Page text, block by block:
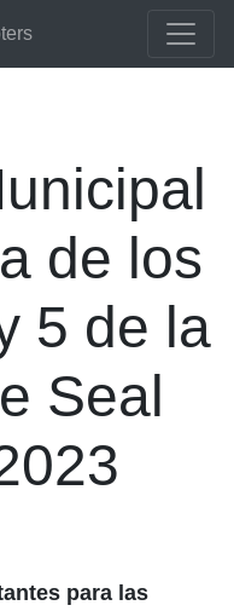
de los
5 de la
Seal
para las